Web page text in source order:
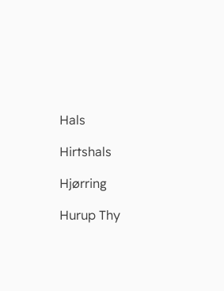
Hals
Hirtshals
Hjørring
Hurup Thy